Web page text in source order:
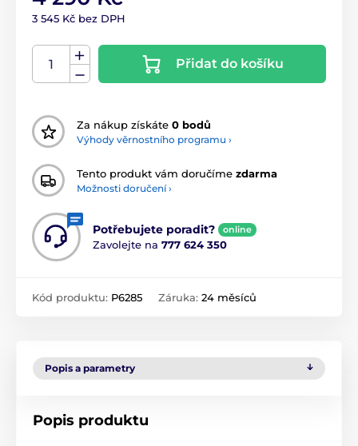
3 545 Kč bez DPH
Přidat do košíku
Za nákup získáte 0 bodů
Výhody věrnostního programu ›
Tento produkt vám doručíme zdarma
Možnosti doručení ›
Potřebujete poradit? online
Zavolejte na 777 624 350
Kód produktu: P6285 Záruka: 24 měsíců
Popis a parametry
Popis produktu